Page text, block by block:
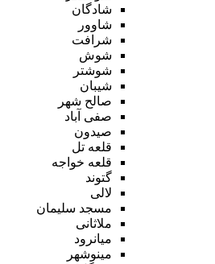
شادگان
شاوور
شرافت
شوش
شوشتر
شیبان
صالح شهر
صفی آباد
صیدون
قلعه تل
قلعه خواجه
گتوند
لالی
مسجد سلیمان
ملاثانی
میانرود
مینوشهر